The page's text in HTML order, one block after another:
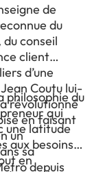
de
du
conseil
client
d’une
Coutu lui-
révolutionné
en faisant
un
sa
depuis
philosophie du
qui
une latitude
aux besoins
en